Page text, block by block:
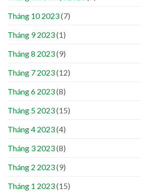
Tháng 10 2023(7)
Tháng 9 2023(1)
Tháng 8 2023(9)
Tháng 7 2023(12)
Tháng 6 2023(8)
Tháng 5 2023(15)
Tháng 4 2023(4)
Tháng 3 2023(8)
Tháng 2 2023(9)
Tháng 1 2023(15)